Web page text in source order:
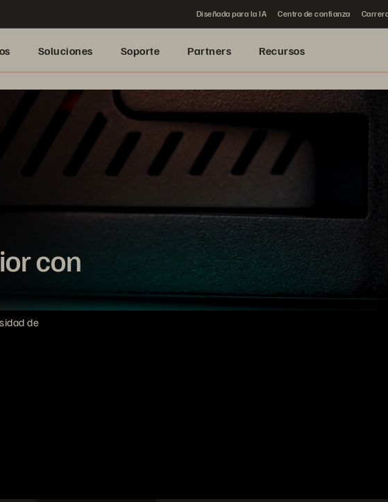
Diseñada para la IA Centro de confianza
Soluciones Soporte Partners Recursos
con
de